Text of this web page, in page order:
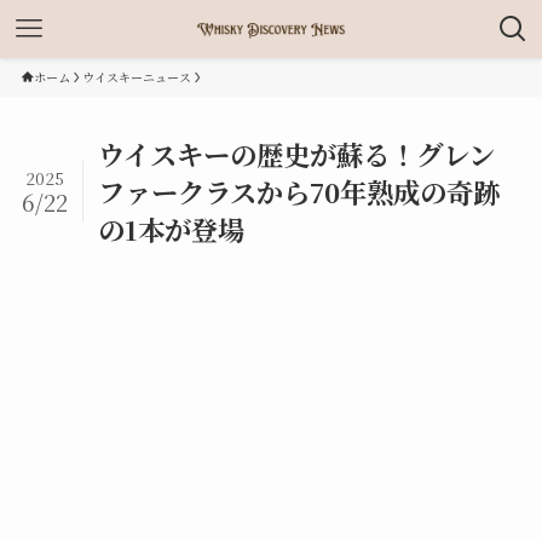
ホーム ウイスキーニュース
ウイスキーの歴史が蘇る！グレン
ファークラスから70年熟成の奇跡
の1本が登場
2025
6/22